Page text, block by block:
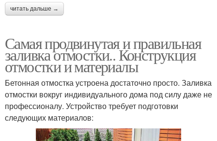
читать дальше →
Самая продвинутая и правильная
заливка отмостки.. Конструкция
отмостки и материалы
Бетонная отмостка устроена достаточно просто. Заливка
отмостки вокруг индивидуального дома под силу даже не
профессионалу. Устройство требует подготовки
следующих материалов: